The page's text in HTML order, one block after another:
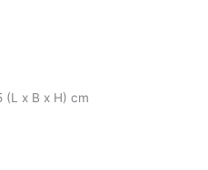
x B x H) cm